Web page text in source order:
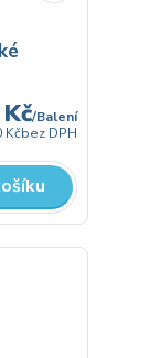
/Balení
Kčbez DPH